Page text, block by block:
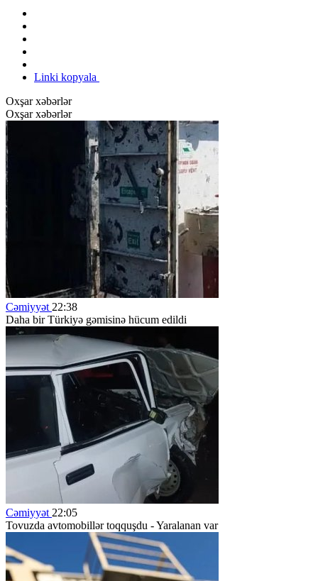
Linki kopyala
Oxşar xəbərlər
Oxşar xəbərlər
Cəmiyyət 22:38
Daha bir Türkiyə gəmisinə hücum edildi
Cəmiyyət 22:05
Tovuzda avtomobillər toqquşdu - Yaralanan var